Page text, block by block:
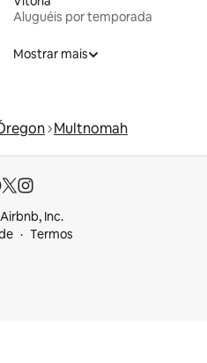
Aluguéis por temporada
Mostrar mais
Multnomah
Inc.
Termos